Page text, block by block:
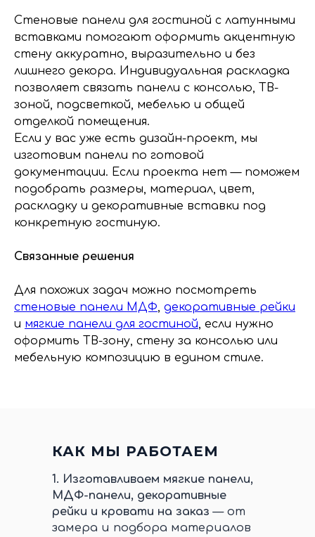
Стеновые панели для гостиной с латунными
вставками помогают оформить акцентную
стену аккуратно, выразительно и без
лишнего декора. Индивидуальная раскладка
позволяет связать панели с консолью, ТВ-
зоной, подсветкой, мебелью и общей
отделкой помещения.
Если у вас уже есть дизайн-проект, мы
изготовим панели по готовой
документации. Если проекта нет — поможем
подобрать размеры, материал, цвет,
раскладку и декоративные вставки под
конкретную гостиную.
Связанные решения
Для похожих задач можно посмотреть
стеновые панели МДФ, декоративные рейки
и мягкие панели для гостиной, если нужно
оформить ТВ-зону, стену за консолью или
мебельную композицию в едином стиле.
КАК МЫ РАБОТАЕМ
1. Изготавливаем мягкие панели,
МДФ-панели, декоративные
рейки и кровати на заказ — от
замера и подбора материалов